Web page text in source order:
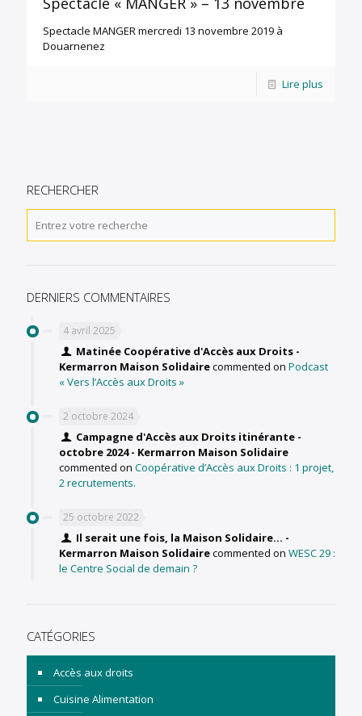
Spectacle MANGER mercredi 13 novembre 2019 à
Douarnenez
Lire plus
RECHERCHER
DERNIERS COMMENTAIRES
4 avril 2025
Matinée Coopérative d'Accès aux Droits -
Kermarron Maison Solidairecommented on Podcast
« Vers l’Accès aux Droits »
2 octobre 2024
Campagne d'Accès aux Droits itinérante -
octobre 2024 - Kermarron Maison Solidaire
commented on Coopérative d’Accès aux Droits : 1 projet,
2 recrutements.
25 octobre 2022
Il serait une fois, la Maison Solidaire... -
Kermarron Maison Solidairecommented on WESC 29 :
le Centre Social de demain ?
CATÉGORIES
Accès aux droits
Cuisine Alimentation